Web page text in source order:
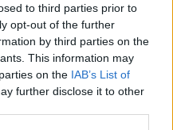
to third parties prior to
opt-out of the further
by third parties on the
This information may
on the IAB’s List of
further disclose it to other